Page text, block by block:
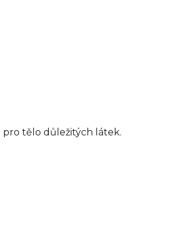
tělo důležitých látek.